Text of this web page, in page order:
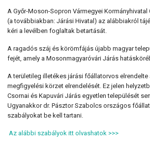
A Győr-Moson-Sopron Vármegyei Kormányhivatal
(a továbbiakban: Járási Hivatal) az alábbiakról
kéri a levélben foglaltak betartását.
A ragadós száj és körömfájás újabb magyar
fejét, amely a Mosonmagyaróvári Járás
A területileg illetékes járási főállatorvos elrendelte
megfigyelési körzet elrendelését. Ez jelen
Csornai és Kapuvári Járás egyetlen települését
Ugyanakkor dr. Pásztor Szabolcs országos
szabályokat be kell tartani.
Az alábbi szabályok itt olvashatok >>>